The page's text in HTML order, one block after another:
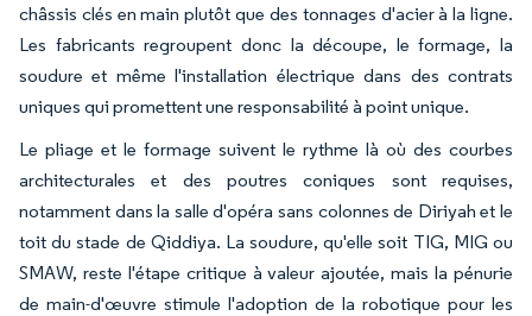
châssis clés en main plutôt que des tonnages d'acier à la ligne.
Les fabricants regroupent donc la découpe, le formage, la
soudure et même l'installation électrique dans des contrats
uniques qui promettent une responsabilité à point unique.
Le pliage et le formage suivent le rythme là où des courbes
architecturales et des poutres coniques sont requises,
notamment dans la salle d'opéra sans colonnes de Diriyah et le
toit du stade de Qiddiya. La soudure, qu'elle soit TIG, MIG ou
SMAW, reste l'étape critique à valeur ajoutée, mais la pénurie
de main-d'œuvre stimule l'adoption de la robotique pour les